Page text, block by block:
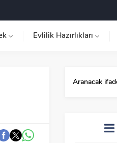
Evlilik Hazırlıkları